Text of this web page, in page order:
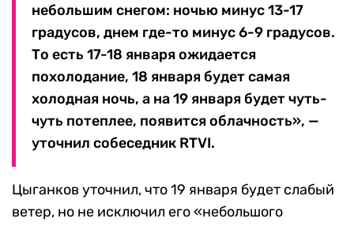
небольшим снегом: ночью минус 13-17
градусов, днем где-то минус 6-9 градусов.
То есть 17-18 января ожидается
похолодание, 18 января будет самая
холодная ночь, а на 19 января будет чуть-
чуть потеплее, появится облачность», —
уточнил собеседник RTVI.
Цыганков уточнил, что 19 января будет слабый
ветер, но не исключил его «небольшого